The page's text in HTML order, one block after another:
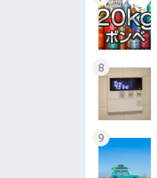
8
9